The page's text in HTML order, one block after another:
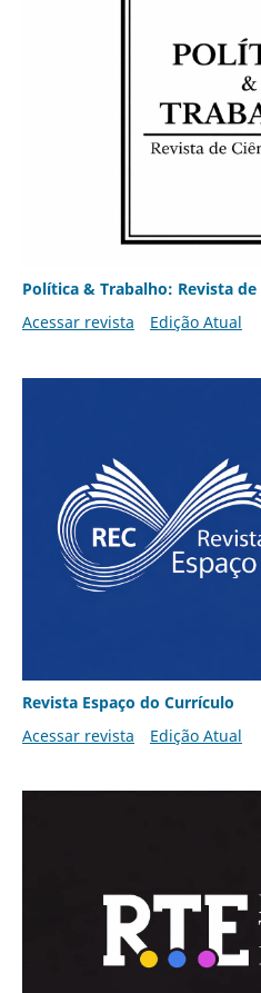
Política & Trabalho: Revista de
Acessar revista
Edição Atual
Revista Espaço do Currículo
Acessar revista
Edição Atual